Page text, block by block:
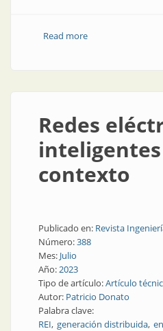
Read moreabout Redes
Redes
contexto
Publicado en: Revista
Número:388
Mes: Julio
Año:2023
Tipo de artículo:Artículo
Autor: Patricio Donato
Palabra clave:
REI generación distribuida